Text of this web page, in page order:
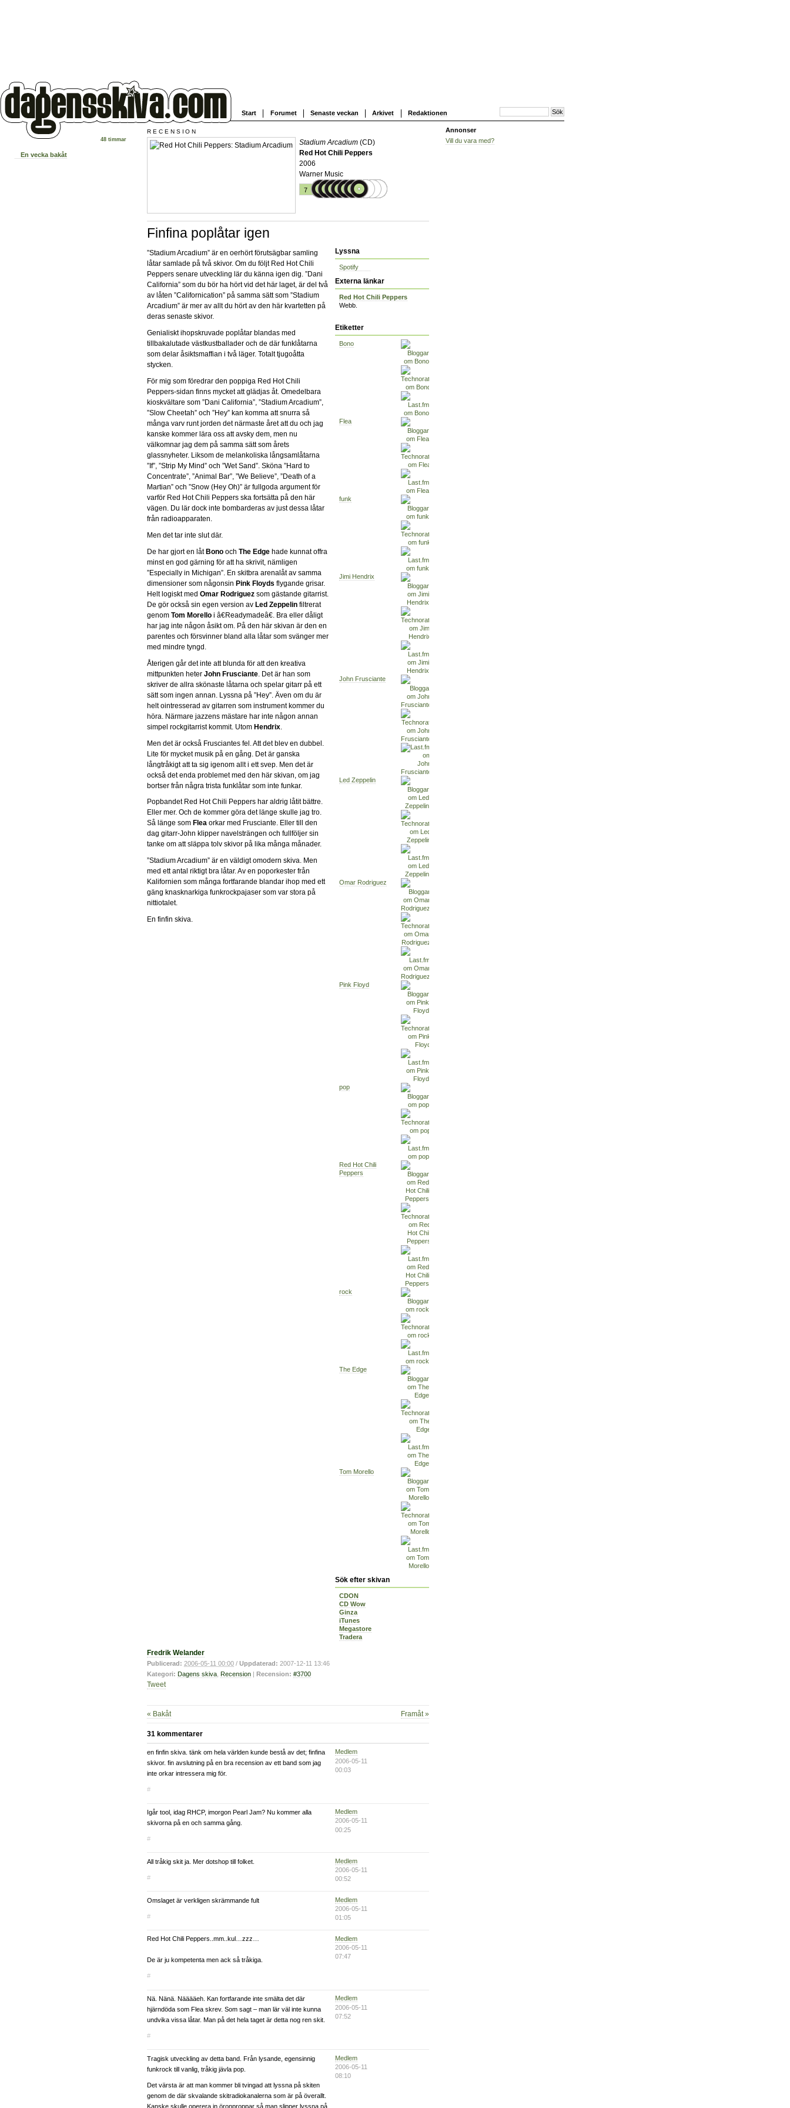
Start Forumet Senaste veckan Arkivet Redaktionen
48 timmar
En vecka bakåt
RECENSION
Stadium Arcadium (CD)
Red Hot Chili Peppers
2006
Warner Music
7
Finfina poplåtar igen
Lyssna
Spotify
Externa länkar
Red Hot Chili Peppers
Webb.
Etiketter
Bono
Flea
funk
Jimi Hendrix
John Frusciante
Led Zeppelin
Omar Rodriguez
Pink Floyd
pop
Red Hot Chili
Peppers
rock
The Edge
Tom Morello
Sök efter skivan
CDON
CD Wow
Ginza
iTunes
Megastore
Tradera
”Stadium Arcadium” är en oerhört förutsägbar samling
låtar samlade på två skivor. Om du följt Red Hot Chili
Peppers senare utveckling lär du känna igen dig. ”Dani
California” som du bör ha hört vid det här laget, är del två
av låten ”Californication” på samma sätt som ”Stadium
Arcadium” är mer av allt du hört av den här kvartetten på
deras senaste skivor.
Genialiskt ihopskruvade poplåtar blandas med
tillbakalutade västkustballader och de där funklåtarna
som delar åsiktsmaffian i två läger. Totalt tjugoåtta
stycken.
För mig som föredrar den poppiga Red Hot Chili
Peppers-sidan finns mycket att glädjas åt. Omedelbara
kioskvältare som ”Dani California”, ”Stadium Arcadium”,
”Slow Cheetah” och ”Hey” kan komma att snurra så
många varv runt jorden det närmaste året att du och jag
kanske kommer lära oss att avsky dem, men nu
välkomnar jag dem på samma sätt som årets
glassnyheter. Liksom de melankoliska långsamlåtarna
”If”, ”Strip My Mind” och ”Wet Sand”. Sköna ”Hard to
Concentrate”, ”Animal Bar”, ”We Believe”, ”Death of a
Martian” och ”Snow (Hey Oh)” är fullgoda argument för
varför Red Hot Chili Peppers ska fortsätta på den här
vägen. Du lär dock inte bombarderas av just dessa låtar
från radioapparaten.
Men det tar inte slut där.
De har gjort en låtBono och The Edge hade kunnat offra
minst en god gärning för att ha skrivit, nämligen
”Especially in Michigan”. En skitbra arenalåt av samma
dimensioner som någonsin Pink Floyds flygande grisar.
Helt logiskt med Omar Rodriguez som gästande gitarrist.
De gör också sin egen version av Led Zeppelin filtrerat
genom Tom Morello i â€Readymadeâ€. Bra eller dåligt
har jag inte någon åsikt om. På den här skivan är den en
parentes och försvinner bland alla låtar som svänger mer
med mindre tyngd.
Återigen går det inte att blunda för att den kreativa
mittpunkten heter John Frusciante . Det är han som
skriver de allra skönaste låtarna och spelar gitarr på ett
sätt som ingen annan. Lyssna på ”Hey”. Även om du är
helt ointresserad av gitarren som instrument kommer du
höra. Närmare jazzens mästare har inte någon annan
simpel rockgitarrist kommit. Utom Hendrix
Men det är också Frusciantes fel. Att det blev en dubbel.
Lite för mycket musik på en gång. Det är ganska
långtråkigt att ta sig igenom allt i ett svep. Men det är
också det enda problemet med den här skivan, om jag
bortser från några trista funklåtar som inte funkar.
Popbandet Red Hot Chili Peppers har aldrig låtit bättre.
Eller mer. Och de kommer göra det länge skulle jag tro.
Så länge som Flea orkar med Frusciante. Eller till den
dag gitarr-John klipper navelsträngen och fullföljer sin
tanke om att släppa tolv skivor på lika många månader.
”Stadium Arcadium” är en väldigt omodern skiva. Men
med ett antal riktigt bra låtar. Av en poporkester från
Kalifornien som många fortfarande blandar ihop med ett
gäng knasknarkiga funkrockpajaser som var stora på
nittiotalet.
En finfin skiva.
Fredrik Welander
Publicerad: 2006-05-11 00:00 / Uppdaterad: 2007-12-11 13:46
Kategori: Dagens skiva Recension Recension: #3700
Tweet
« Bakåt Framåt »
31 kommentarer
en finfin skiva. tänk om hela världen kunde bestå av det; finfina
skivor. fin avslutning på en bra recension av ett band som jag
inte orkar intressera mig för.
#
Medlem
2006-05-11
00:03
Igår tool, idag RHCP, imorgon Pearl Jam? Nu kommer alla
skivorna på en och samma gång.
#
Medlem
2006-05-11
00:25
All tråkig skit ja. Mer dotshop till folket.
#
Medlem
2006-05-11
00:52
Omslaget är verkligen skrämmande fult
#
Medlem
2006-05-11
01:05
Red Hot Chili Peppers..mm..kul…zzz…
De är ju kompetenta men ack så tråkiga.
#
Medlem
2006-05-11
07:47
Nä. Nänä. Nääääeh. Kan fortfarande inte smälta det där
hjärndöda som Flea skrev. Som sagt – man lär väl inte kunna
undvika vissa låtar. Man på det hela taget är detta nog ren skit.
#
Medlem
2006-05-11
07:52
Tragisk utveckling av detta band. Från lysande, egensinnig
funkrock till vanlig, tråkig jävla pop.
Det värsta är att man kommer bli tvingad att lyssna på skiten
genom de där skvalande skitradiokanalerna som är på överallt.
Kanske skulle operera in öronproppar så man slipper lyssna på
Medlem
2006-05-11
08:10
Annonser
Vill du vara med?